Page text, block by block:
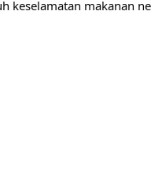
keselamatan makanan